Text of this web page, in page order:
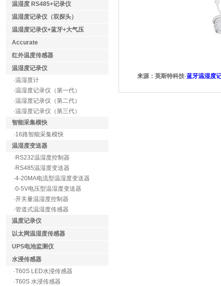
温湿度 RS485+记录仪
温湿度记录仪（双探头）
温湿度记录仪+蓝牙+大气压
Accurate
红外温度传感器
温湿度记录仪
·温湿度计
·温湿度记录仪（第一代）
·温湿度记录仪（第二代）
·温湿度记录仪（第三代）
智能采集模快
·16路智能采集模快
温湿度变送器
·RS232温湿度控制器
·RS485温湿度变送器
·4-20MA电流型温湿度变送器
·0-5V电压型温湿度变送器
·开关量温湿度控制器
·管道式温湿度传感器
温度记录仪
以太网温湿度传感器
UPS电池监测仪
水浸传感器
·T60S LED水浸传感器
·T60S 水浸传感器
来源：英斯特科技-蓝牙温湿度